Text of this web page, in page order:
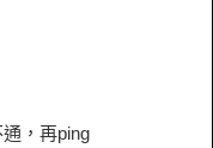
，再ping